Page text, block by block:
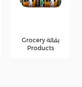
بقالة Grocery
Products